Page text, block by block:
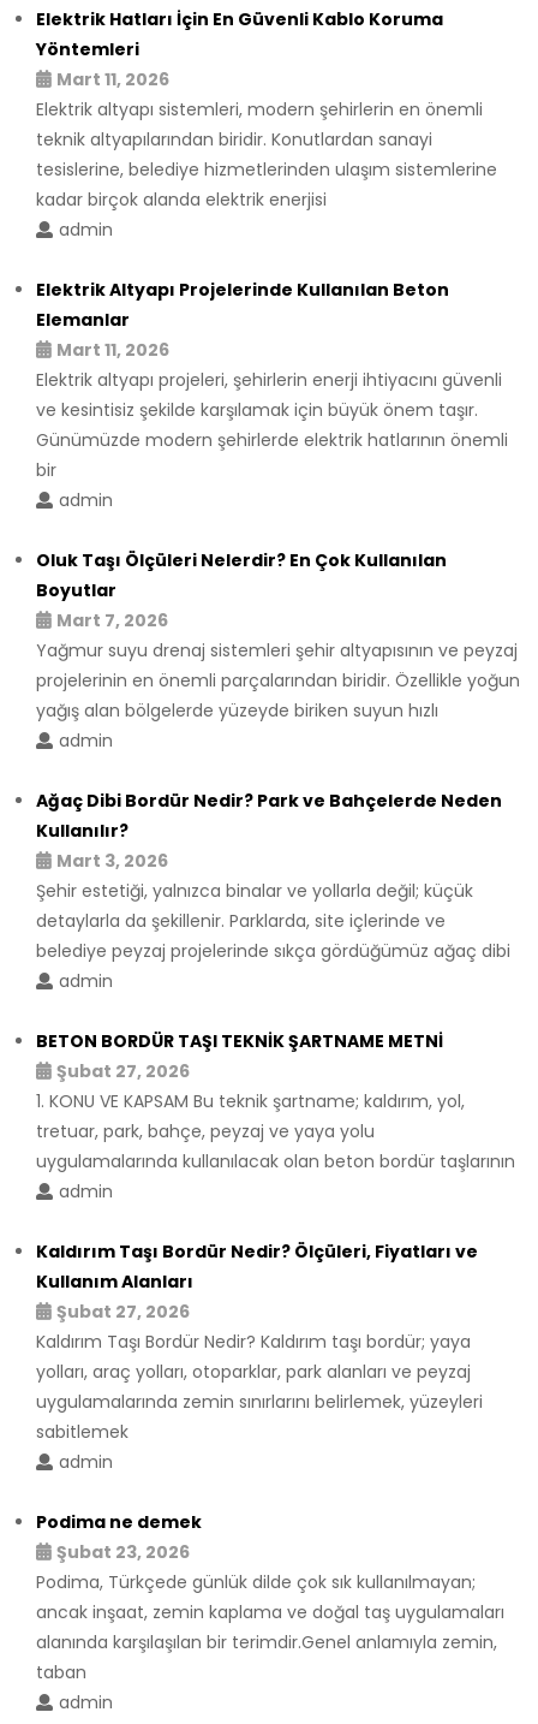
Elektrik Hatları İçin En Güvenli Kablo Koruma
Yöntemleri
Mart 11, 2026
Elektrik altyapı sistemleri, modern şehirlerin en önemli
teknik altyapılarından biridir. Konutlardan sanayi
tesislerine, belediye hizmetlerinden ulaşım sistemlerine
kadar birçok alanda elektrik enerjisi
admin
Elektrik Altyapı Projelerinde Kullanılan Beton
Elemanlar
Mart 11, 2026
Elektrik altyapı projeleri, şehirlerin enerji ihtiyacını güvenli
ve kesintisiz şekilde karşılamak için büyük önem taşır.
Günümüzde modern şehirlerde elektrik hatlarının önemli
bir
admin
Oluk Taşı Ölçüleri Nelerdir? En Çok Kullanılan
Boyutlar
Mart 7, 2026
Yağmur suyu drenaj sistemleri şehir altyapısının ve peyzaj
projelerinin en önemli parçalarından biridir. Özellikle yoğun
yağış alan bölgelerde yüzeyde biriken suyun hızlı
admin
Ağaç Dibi Bordür Nedir? Park ve Bahçelerde Neden
Kullanılır?
Mart 3, 2026
Şehir estetiği, yalnızca binalar ve yollarla değil; küçük
detaylarla da şekillenir. Parklarda, site içlerinde ve
belediye peyzaj projelerinde sıkça gördüğümüz ağaç dibi
admin
BETON BORDÜR TAŞI TEKNİK ŞARTNAME METNİ
Şubat 27, 2026
1. KONU VE KAPSAM Bu teknik şartname; kaldırım, yol,
tretuar, park, bahçe, peyzaj ve yaya yolu
uygulamalarında kullanılacak olan beton bordür taşlarının
admin
Kaldırım Taşı Bordür Nedir? Ölçüleri, Fiyatları ve
Kullanım Alanları
Şubat 27, 2026
Kaldırım Taşı Bordür Nedir? Kaldırım taşı bordür; yaya
yolları, araç yolları, otoparklar, park alanları ve peyzaj
uygulamalarında zemin sınırlarını belirlemek, yüzeyleri
sabitlemek
admin
Podima ne demek
Şubat 23, 2026
Podima, Türkçede günlük dilde çok sık kullanılmayan;
ancak inşaat, zemin kaplama ve doğal taş uygulamaları
alanında karşılaşılan bir terimdir.Genel anlamıyla zemin,
taban
admin